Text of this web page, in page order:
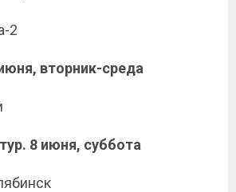
2
вторник-среда
8 июня, суббота